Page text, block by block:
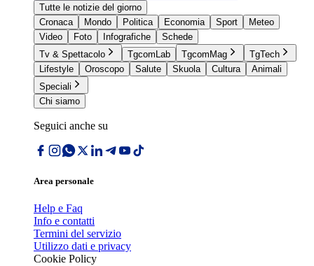
Tutte le notizie del giorno
Cronaca
Mondo Politica Economia Sport
Meteo
Video
Foto Infografiche
Schede
Tv & Spettacolo
TgcomLab TgcomMag
TgTech
Lifestyle
Oroscopo Salute Skuola Cultura
Animali
Speciali
Chi siamo
Seguici anche su
Area personale
Help e Faq
Info e contatti
Termini del servizio
Utilizzo dati e privacy
Cookie Policy